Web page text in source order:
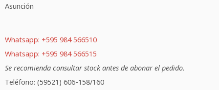
Asunción
Whatsapp: +595 984 566510
Whatsapp: +595 984 566515
Se recomienda consultar stock antes de abonar el pedido.
Teléfono: (59521) 606-158/160